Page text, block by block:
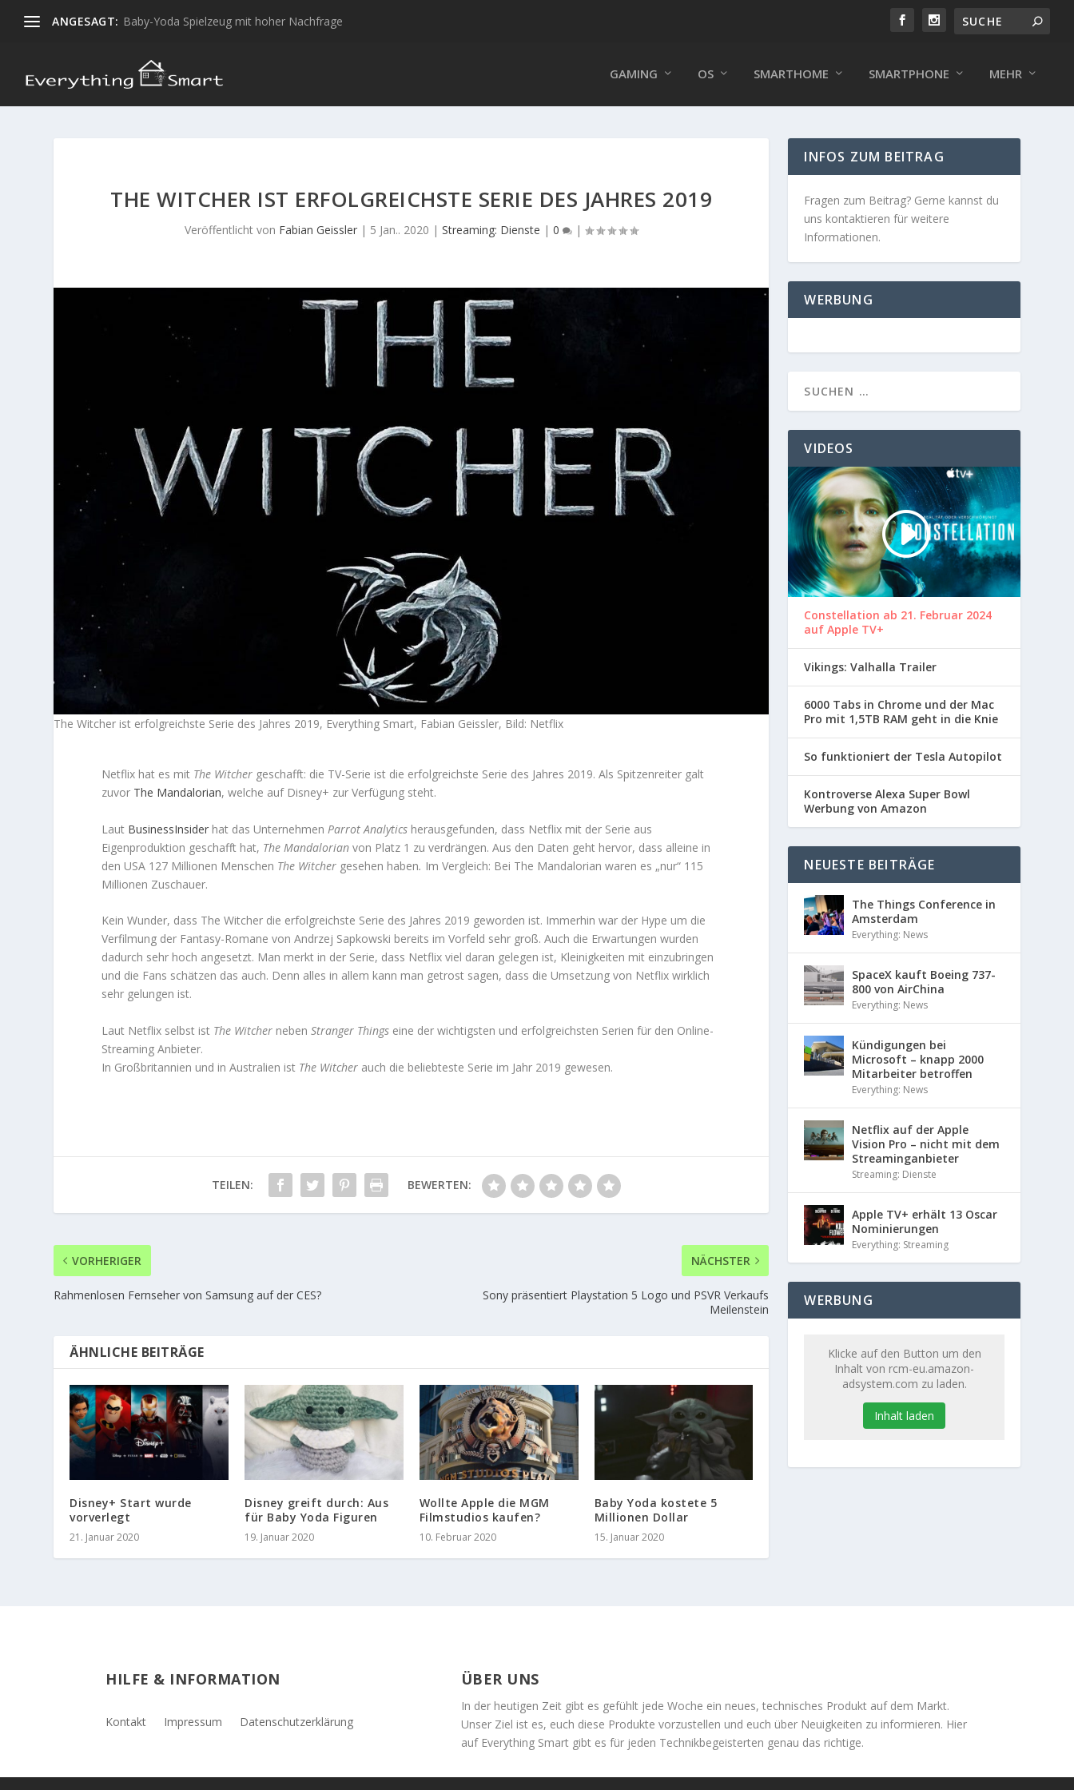
ANGESAGT: Baby-Yoda Spielzeug mit hoher Nachfrage
GAMING OS SMARTHOME SMARTPHONE MEHR
THE WITCHER IST ERFOLGREICHSTE SERIE DES JAHRES 2019
Veröffentlicht von Fabian Geissler | 5 Jan.. 2020 |Streaming: Dienste |0 |
The Witcher ist erfolgreichste Serie des Jahres 2019, Everything Smart, Fabian Geissler, Bild: Netflix
Netflix hat es mit The Witcher geschafft: die TV-Serie ist die erfolgreichste Serie des Jahres 2019. Als Spitzenreiter galt
zuvor The Mandalorian, welche auf Disney+ zur Verfügung steht.
Laut BusinessInsider hat das Unternehmen Parrot Analytics herausgefunden, dass Netflix mit der Serie aus
Eigenproduktion geschafft hat, The Mandalorian von Platz 1 zu verdrängen. Aus den Daten geht hervor, dass alleine in
den USA 127 Millionen Menschen The Witcher gesehen haben. Im Vergleich: Bei The Mandalorian waren es „nur“ 115
Millionen Zuschauer.
Kein Wunder, dass The Witcher die erfolgreichste Serie des Jahres 2019 geworden ist. Immerhin war der Hype um die
Verfilmung der Fantasy-Romane von Andrzej Sapkowski bereits im Vorfeld sehr groß. Auch die Erwartungen wurden
dadurch sehr hoch angesetzt. Man merkt in der Serie, dass Netflix viel daran gelegen ist, Kleinigkeiten mit einzubringen
und die Fans schätzen das auch. Denn alles in allem kann man getrost sagen, dass die Umsetzung von Netflix wirklich
sehr gelungen ist.
Laut Netflix selbst ist The Witcher nebenStranger Things eine der wichtigsten und erfolgreichsten Serien für den Online-
Streaming Anbieter.
In Großbritannien und in Australien ist The Witcher auch die beliebteste Serie im Jahr 2019 gewesen.
TEILEN: BEWERTEN:
VORHERIGER
Rahmenlosen Fernseher von Samsung auf der CES?
NÄCHSTER
Sony präsentiert Playstation 5 Logo und PSVR Verkaufs
Meilenstein
ÄHNLICHE BEITRÄGE
Disney+ Start wurde
vorverlegt
21. Januar 2020
Disney greift durch: Aus
für Baby Yoda Figuren
19. Januar 2020
Wollte Apple die MGM
Filmstudios kaufen?
10. Februar 2020
Baby Yoda kostete 5
Millionen Dollar
15. Januar 2020
INFOS ZUM BEITRAG
Fragen zum Beitrag? Gerne kannst du
uns kontaktieren für weitere
Informationen.
WERBUNG
VIDEOS
Constellation ab 21. Februar 2024
auf Apple TV+
Vikings: Valhalla Trailer
6000 Tabs in Chrome und der Mac
Pro mit 1,5TB RAM geht in die Knie
So funktioniert der Tesla Autopilot
Kontroverse Alexa Super Bowl
Werbung von Amazon
NEUESTE BEITRÄGE
The Things Conference in
Amsterdam
Everything: News
SpaceX kauft Boeing 737-
800 von AirChina
Everything: News
Kündigungen bei
Microsoft – knapp 2000
Mitarbeiter betroffen
Everything: News
Netflix auf der Apple
Vision Pro – nicht mit dem
Streaminganbieter
Streaming: Dienste
Apple TV+ erhält 13 Oscar
Nominierungen
Everything: Streaming
WERBUNG
Klicke auf den Button um den
Inhalt von rcm-eu.amazon-
adsystem.com zu laden.
Inhalt laden
HILFE & INFORMATION
Kontakt Impressum Datenschutzerklärung
ÜBER UNS
In der heutigen Zeit gibt es gefühlt jede Woche ein neues, technisches Produkt auf dem Markt.
Unser Ziel ist es, euch diese Produkte vorzustellen und euch über Neuigkeiten zu informieren. Hier
auf Everything Smart gibt es für jeden Technikbegeisterten genau das richtige.